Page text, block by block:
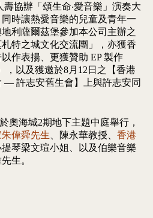
壽協辦「頌生命‧愛音樂」演奏大
時讓熱愛音樂的兒童及青年一
利薩爾茲堡參加本公司主辦之
札特之城文化交流團」，亦獲香
作表揚、更獲贊助 EP 製作
，以及獲邀於8月12日之【香港
— 許志安舊生會】上與許志安同
奧海城2期地下主題中庭舉行，
偉舜先生 、陳永華教授、 香港
琴梁文瑄小姐、以及伯樂音樂
生。